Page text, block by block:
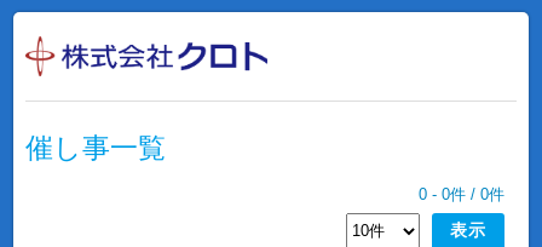
催し事一覧
0- 0件 / 0件